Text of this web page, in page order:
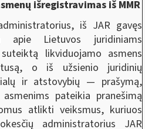
išregistravimas iš MMR
iš JAR gavęs
apie Lietuvos juridiniams
likviduojamo asmens
o iš užsienio juridinių
ir atstovybių — prašymą,
pateikia pranešimą
atlikti veiksmus, kuriuos
administratorius JAR